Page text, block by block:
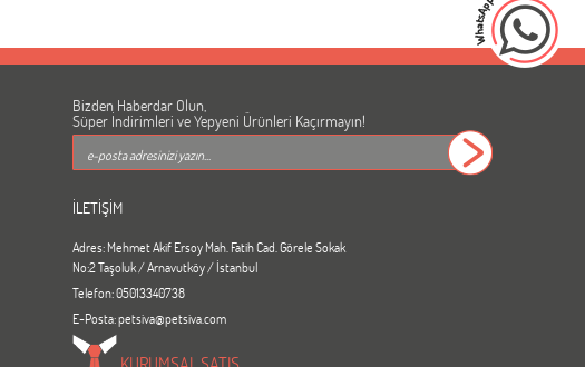
Bizden Haberdar Olun,
Süper İndirimleri ve Yepyeni Ürünleri Kaçırmayın!
İLETİŞİM
Adres: Mehmet Akif Ersoy Mah. Fatih Cad. Görele Sokak
No:2 Taşoluk / Arnavutköy / İstanbul
Telefon: 05013340738
E-Posta: petsiva@petsiva.com